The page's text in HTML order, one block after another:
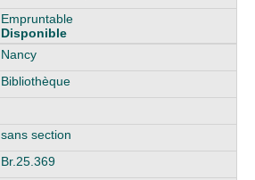
Empruntable
Disponible
Nancy
Bibliothèque
sans section
Br.25.369